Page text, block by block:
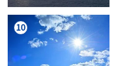
10